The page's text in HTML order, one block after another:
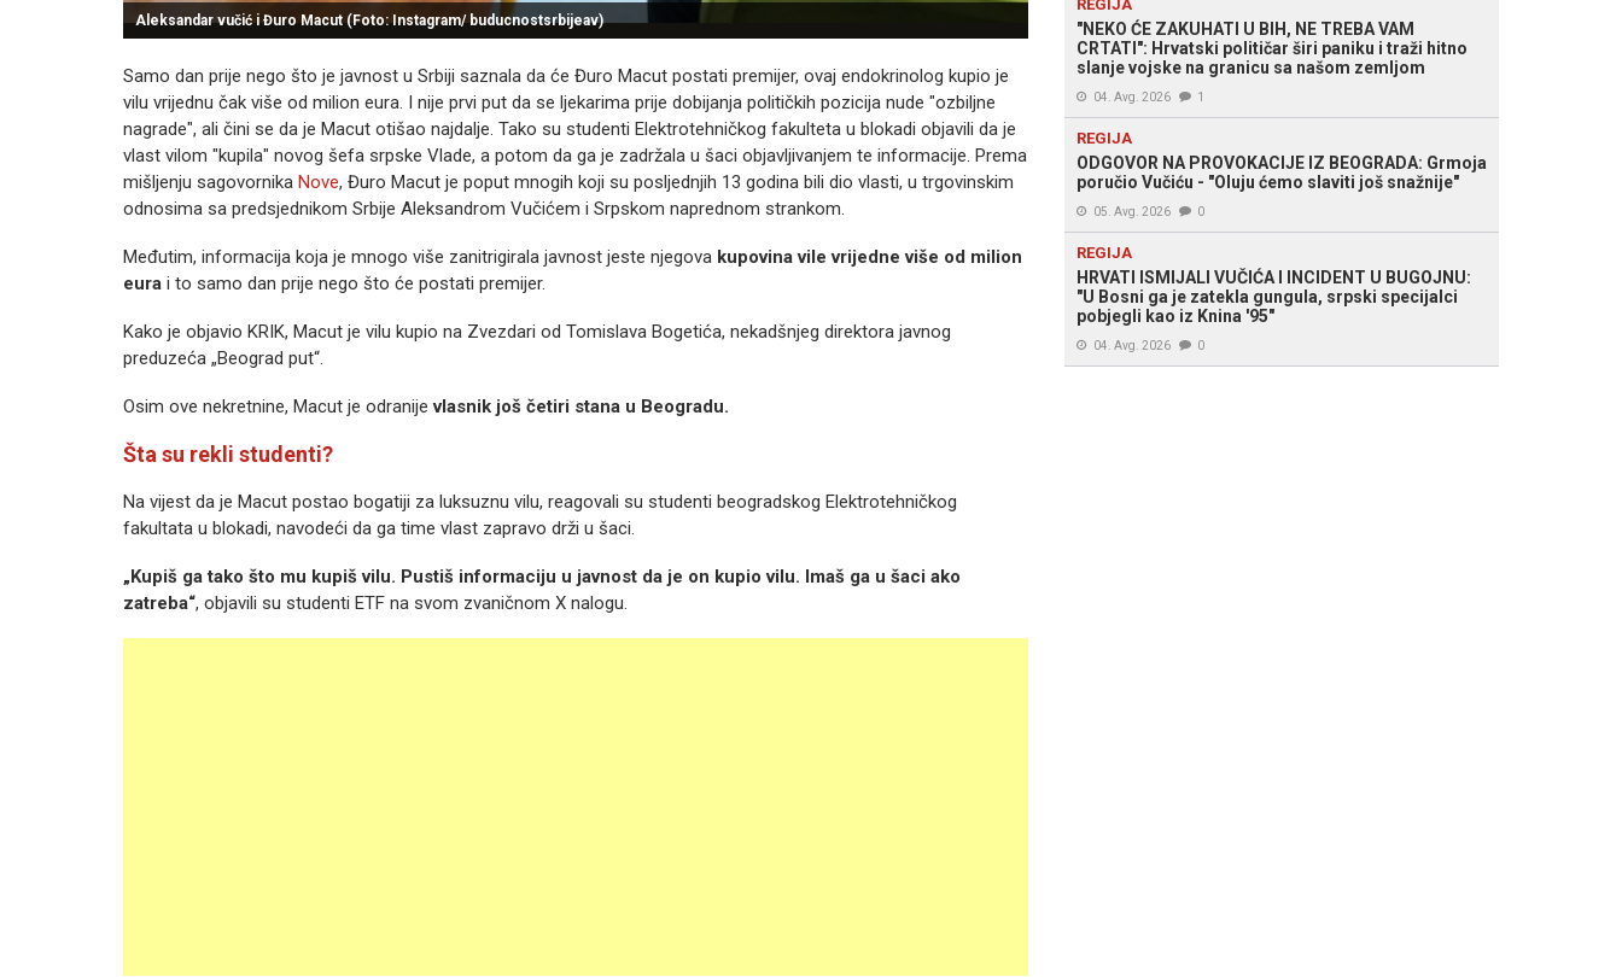
Aleksandar vučić i Đuro Macut (Foto: Instagram/ buducnostsrbijeav)
Samo dan prije nego što je javnost u Srbiji saznala da će Đuro Macut postati premijer, ovaj endokrinolog kupio je
vilu vrijednu čak više od milion eura. I nije prvi put da se ljekarima prije dobijanja političkih pozicija nude "ozbiljne
nagrade", ali čini se da je Macut otišao najdalje. Tako su studenti Elektrotehničkog fakulteta u blokadi objavili da je
vlast vilom "kupila" novog šefa srpske Vlade, a potom da ga je zadržala u šaci objavljivanjem te informacije. Prema
mišljenju sagovornika Nove, Đuro Macut je poput mnogih koji su posljednjih 13 godina bili dio vlasti, u trgovinskim
odnosima sa predsjednikom Srbije Aleksandrom Vučićem i Srpskom naprednom strankom.
Međutim, informacija koja je mnogo više zanitrigirala javnost jeste njegova kupovina vile vrijedne više od milion
eura i to samo dan prije nego što će postati premijer.
Kako je objavio KRIK, Macut je vilu kupio na Zvezdari od Tomislava Bogetića, nekadšnjeg direktora javnog
preduzeća „Beograd put“.
Osim ove nekretnine, Macut je odranijevlasnik još četiri stana u Beogradu.
Šta su rekli studenti?
Na vijest da je Macut postao bogatiji za luksuznu vilu, reagovali su studenti beogradskog Elektrotehničkog
fakultata u blokadi, navodeći da ga time vlast zapravo drži u šaci.
„Kupiš ga tako što mu kupiš vilu. Pustiš informaciju u javnost da je on kupio vilu. Imaš ga u šaci ako
zatreba“, objavili su studenti ETF na svom zvaničnom X nalogu.
REGIJA
"NEKO ĆE ZAKUHATI U BIH, NE TREBA VAM
CRTATI": Hrvatski političar širi paniku i traži hitno
slanje vojske na granicu sa našom zemljom
04. Avg. 2026 1
REGIJA
ODGOVOR NA PROVOKACIJE IZ BEOGRADA: Grmoja
poručio Vučiću - "Oluju ćemo slaviti još snažnije"
05. Avg. 2026 0
REGIJA
HRVATI ISMIJALI VUČIĆA I INCIDENT U BUGOJNU:
"U Bosni ga je zatekla gungula, srpski specijalci
pobjegli kao iz Knina '95"
04. Avg. 2026 0